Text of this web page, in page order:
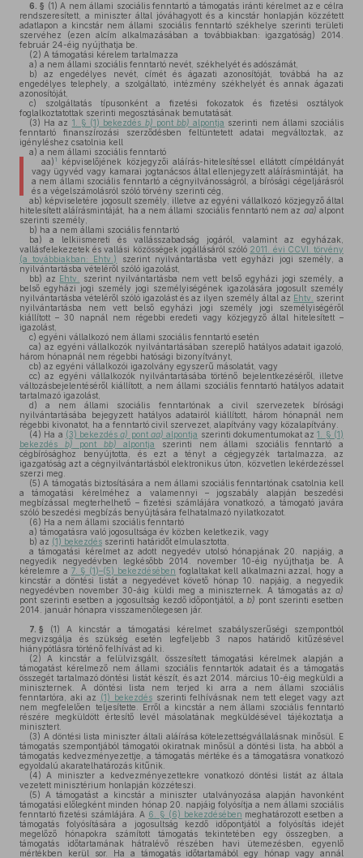
6. § (1) A nem állami szociális fenntartó a támogatás iránti kérelmet az e célra
rendszeresített, a miniszter által jóváhagyott és a kincstár honlapján közzétett
adatlapon a kincstár nem állami szociális fenntartó székhelye szerinti területi
szervéhez (ezen alcím alkalmazásában a továbbiakban: igazgatóság) 2014.
február 24-éig nyújthatja be.
(2) A támogatási kérelem tartalmazza
a) a nem állami szociális fenntartó nevét, székhelyét és adószámát,
b) az engedélyes nevét, címét és ágazati azonosítóját, továbbá ha az
engedélyes telephely, a szolgáltató, intézmény székhelyét és annak ágazati
azonosítóját,
c) szolgáltatás típusonként a fizetési fokozatok és fizetési osztályok
foglalkoztatottak szerinti megosztásának bemutatását.
(3) Ha az 1. § (1) bekezdés b) pont bb) alpontja szerinti nem állami szociális
fenntartó finanszírozási szerződésben feltüntetett adatai megváltoztak, az
igényléshez csatolnia kell
a) a nem állami szociális fenntartó
aa) 1
képviselőjének közjegyzői aláírás-hitelesítéssel ellátott címpéldányát
vagy ügyvéd vagy kamarai jogtanácsos által ellenjegyzett aláírásmintáját, ha
a nem állami szociális fenntartó a cégnyilvánosságról, a bírósági cégeljárásról
és a végelszámolásról szóló törvény szerinti cég,
ab) képviseletére jogosult személy, illetve az egyéni vállalkozó közjegyző által
hitelesített aláírásmintáját, ha a nem állami szociális fenntartó nem az aa) alpont
szerinti személy,
b) ha a nem állami szociális fenntartó
ba) a lelkiismereti és vallásszabadság jogáról, valamint az egyházak,
vallásfelekezetek és vallási közösségek jogállásáról szóló 2011. évi CCVI. törvény
(a továbbiakban: Ehtv.)
szerint nyilvántartásba vett egyházi jogi személy, a
nyilvántartásba vételéről szóló igazolást,
bb) az Ehtv.
szerint nyilvántartásba nem vett belső egyházi jogi személy, a
belső egyházi jogi személy jogi személyiségének igazolására jogosult személy
nyilvántartásba vételéről szóló igazolást és az ilyen személy által az Ehtv.
szerint
nyilvántartásba nem vett belső egyházi jogi személy jogi személyiségéről
kiállított – 30 napnál nem régebbi eredeti vagy közjegyző által hitelesített –
igazolást,
c) egyéni vállalkozó nem állami szociális fenntartó esetén
ca) az egyéni vállalkozók nyilvántartásában szereplő hatályos adatait igazoló,
három hónapnál nem régebbi hatósági bizonyítványt,
cb) az egyéni vállalkozói igazolvány egyszerű másolatát, vagy
cc) az egyéni vállalkozók nyilvántartásába történő bejelentkezéséről, illetve
változásbejelentéséről kiállított, a nem állami szociális fenntartó hatályos adatait
tartalmazó igazolást,
d) a nem állami szociális fenntartónak a civil szervezetek bírósági
nyilvántartásába bejegyzett hatályos adatairól kiállított, három hónapnál nem
régebbi kivonatot, ha a fenntartó civil szervezet, alapítvány vagy közalapítvány.
(4) Ha a (3) bekezdésa) pontaa) alpontja szerinti dokumentumokat az1. § (1)
bekezdés b) pont bb) alpontja
szerinti nem állami szociális fenntartó a
cégbírósághoz benyújtotta, és ezt a tényt a cégjegyzék tartalmazza, az
igazgatóság azt a cégnyilvántartásból elektronikus úton, közvetlen lekérdezéssel
szerzi meg.
(5) A támogatás biztosítására a nem állami szociális fenntartónak csatolnia kell
a támogatási kérelméhez a valamennyi – jogszabály alapján beszedési
megbízással megterhelhető – fizetési számlájára vonatkozó, a támogató javára
szóló beszedési megbízás benyújtására felhatalmazó nyilatkozatot.
(6) Ha a nem állami szociális fenntartó
a) támogatásra való jogosultsága év közben keletkezik, vagy
b) az (1) bekezdés szerinti határidőt elmulasztotta,
a támogatási kérelmet az adott negyedév utolsó hónapjának 20. napjáig, a
negyedik negyedévben legkésőbb 2014. november 10-éig nyújthatja be. A
kérelemre a 7. § (1)–(5) bekezdésében foglaltakat kell alkalmazni azzal, hogy a
kincstár a döntési listát a negyedévet követő hónap 10. napjáig, a negyedik
negyedévben november 30-áig küldi meg a miniszternek. A támogatás az a)
pont szerinti esetben a jogosultság kezdő időpontjától, ab) pont szerinti esetben
2014. január hónapra visszamenőlegesen jár.
7. § (1) A kincstár a támogatási kérelmet szabályszerűségi szempontból
megvizsgálja és szükség esetén legfeljebb 3 napos határidő kitűzésével
hiánypótlásra történő felhívást ad ki.
(2) A kincstár a felülvizsgált, összesített támogatási kérelmek alapján a
támogatást kérelmező nem állami szociális fenntartók adatait és a támogatás
összegét tartalmazó döntési listát készít, és azt 2014. március 10-éig megküldi a
miniszternek. A döntési lista nem terjed ki arra a nem állami szociális
fenntartóra, aki az (1) bekezdésszerinti felhívásnak nem tett eleget vagy azt
nem megfelelően teljesítette. Erről a kincstár a nem állami szociális fenntartó
részére megküldött értesítő levél másolatának megküldésével tájékoztatja a
minisztert.
(3) A döntési lista miniszter általi aláírása kötelezettségvállalásnak minősül. E
támogatás szempontjából támogatói okiratnak minősül a döntési lista, ha abból a
támogatás kedvezményezettje, a támogatás mértéke és a támogatásra vonatkozó
egyoldalú akaratelhatározás kitűnik.
(4) A miniszter a kedvezményezettekre vonatkozó döntési listát az általa
vezetett minisztérium honlapján közzéteszi.
(5) A támogatást a kincstár a miniszter utalványozása alapján havonként
támogatási előlegként minden hónap 20. napjáig folyósítja a nem állami szociális
fenntartó fizetési számlájára. A 6. § (6) bekezdésében meghatározott esetben a
támogatás folyósítására a jogosultság kezdő időpontjától a folyósítás idejét
megelőző hónapokra számított támogatás tekintetében egy összegben, a
támogatás időtartamának hátralévő részében havi ütemezésben, egyenlő
mértékben kerül sor. Ha a támogatás időtartamából egy hónap vagy annál